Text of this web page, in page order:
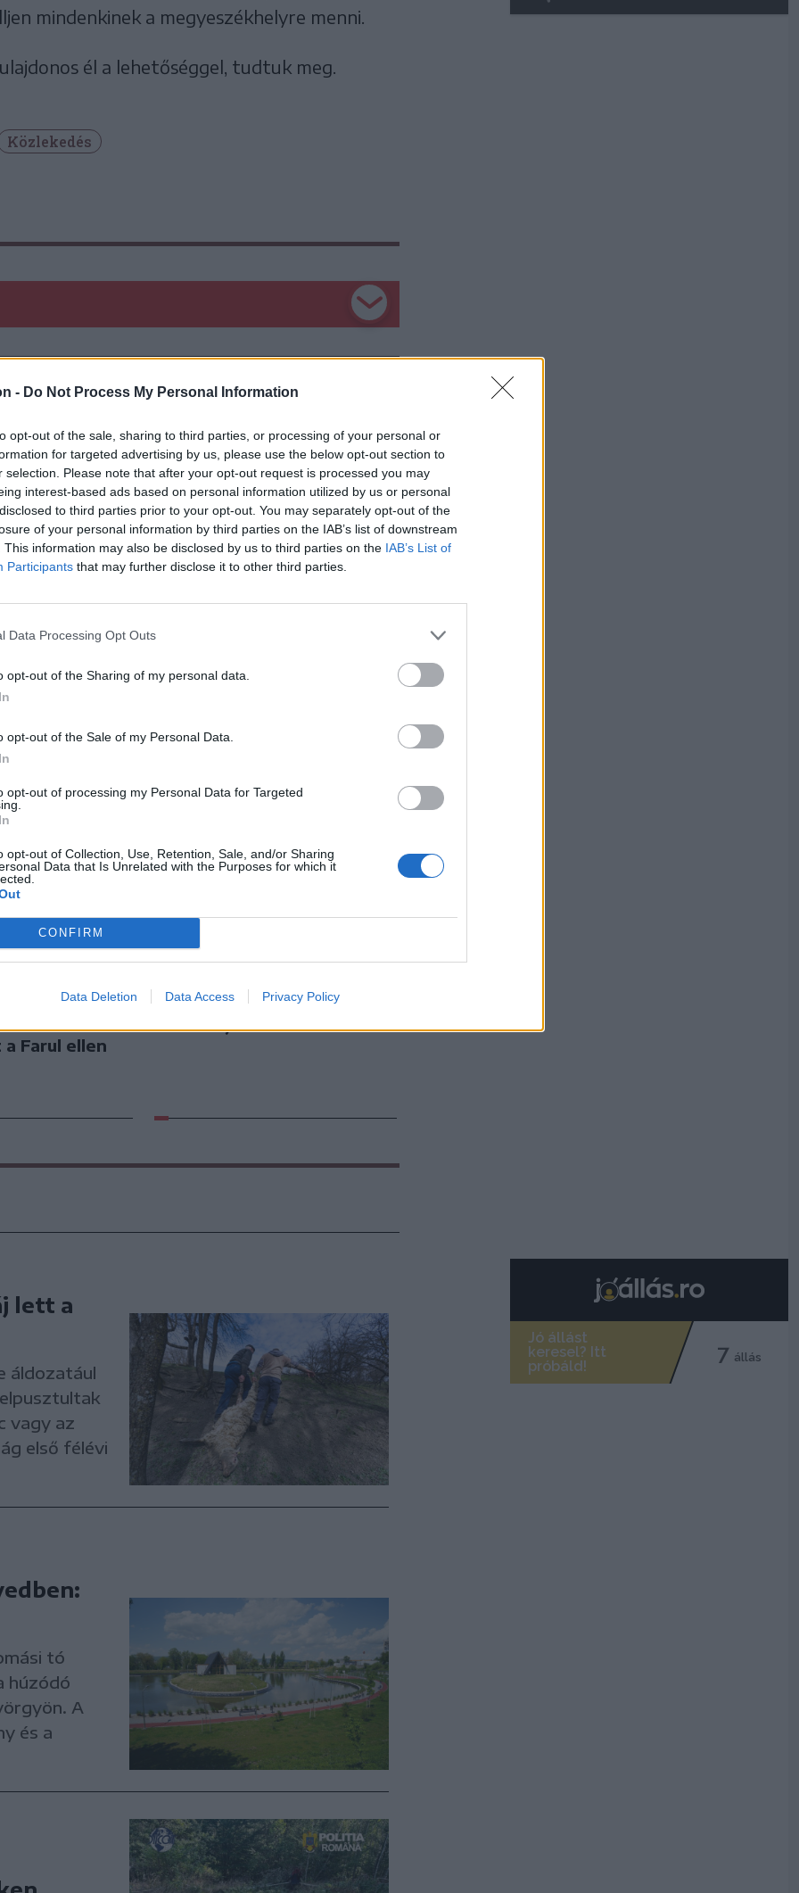
- Do Not Process My Personal Information
opt-out of the sale, sharing to third parties, or processing of your personal or
for targeted advertising by us, please use the below opt-out section to
selection. Please note that after your opt-out request is processed you may
interest-based ads based on personal information utilized by us or personal
to third parties prior to your opt-out. You may separately opt-out of the
of your personal information by third parties on the IAB’s list of downstream
This information may also be disclosed by us to third parties on the IAB’s List of
Participants that may further disclose it to other third parties.
Data Processing Opt Outs
opt-out of the Sharing of my personal data.
opt-out of the Sale of my Personal Data.
opt-out of processing my Personal Data for Targeted
opt-out of Collection, Use, Retention, Sale, and/or Sharing
Data that Is Unrelated with the Purposes for which it
CONFIRM
Data Deletion Data Access Privacy Policy
mindenkinek a megyeszékhelyre menni.
él a lehetőséggel, tudtuk meg.
Közlekedés
volt”
vissza a
a
családfő
Súlyos veszteség,
csapatkapitányát
és
–
Farul ellen
Sándor Ella: Na, indíts,
s menjünk!
lett a
áldozatául
vagy az
első félévi
tó
húzódó
A
és a